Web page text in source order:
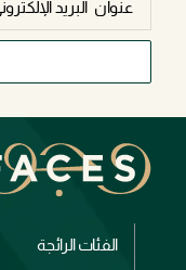
الفئات الرائجة